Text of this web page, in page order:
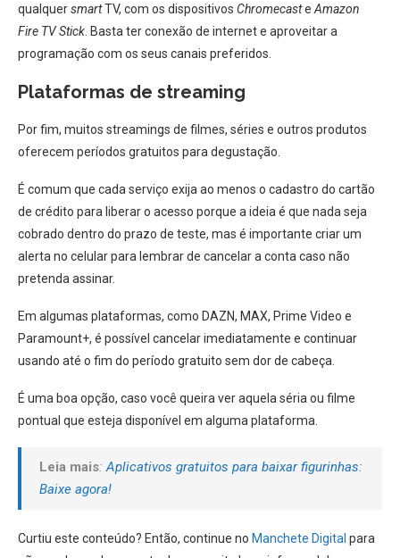
qualquersmartTV, com os dispositivos Chromecaste Amazon
Fire TV Stick . Basta ter conexão de internet e aproveitar a
programação com os seus canais preferidos.
Plataformas de streaming
Por fim, muitos streamings de filmes, séries e outros produtos
oferecem períodos gratuitos para degustação.
É comum que cada serviço exija ao menos o cadastro do cartão
de crédito para liberar o acesso porque a ideia é que nada seja
cobrado dentro do prazo de teste, mas é importante criar um
alerta no celular para lembrar de cancelar a conta caso não
pretenda assinar.
Em algumas plataformas, como DAZN, MAX, Prime Video e
Paramount+, é possível cancelar imediatamente e continuar
usando até o fim do período gratuito sem dor de cabeça.
É uma boa opção, caso você queira ver aquela séria ou filme
pontual que esteja disponível em alguma plataforma.
Leia mais: Aplicativos gratuitos para baixar figurinhas:
Baixe agora!
Curtiu este conteúdo? Então, continue no Manchete Digital para